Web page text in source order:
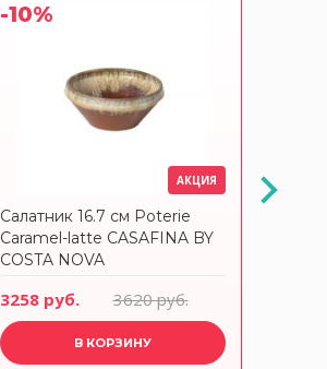
-10%
АКЦИЯ
Салатник 16.7 см Poterie
Caramel-latte CASAFINA BY
COSTA NOVA
3258 руб. 3620 руб.
В КОРЗИНУ